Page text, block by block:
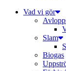
Vad vi gör
Slam
Biogas